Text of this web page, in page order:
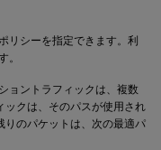
リシーを指定できます。利
。
ョントラフィックは、複数
ックは、そのパスが使用され
りのパケットは、次の最適パ